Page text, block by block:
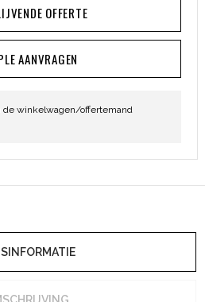
OFFERTE
AANVRAGEN
de winkelwagen/offertemand